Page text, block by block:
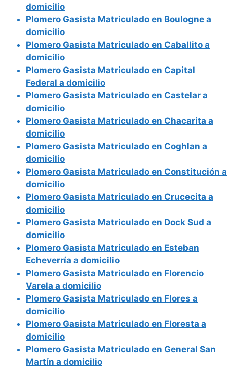
domicilio
Plomero Gasista Matriculado en Boulogne a
domicilio
Plomero Gasista Matriculado en Caballito a
domicilio
Plomero Gasista Matriculado en Capital
Federal a domicilio
Plomero Gasista Matriculado en Castelar a
domicilio
Plomero Gasista Matriculado en Chacarita a
domicilio
Plomero Gasista Matriculado en Coghlan a
domicilio
Plomero Gasista Matriculado en Constitución a
domicilio
Plomero Gasista Matriculado en Crucecita a
domicilio
Plomero Gasista Matriculado en Dock Sud a
domicilio
Plomero Gasista Matriculado en Esteban
Echeverría a domicilio
Plomero Gasista Matriculado en Florencio
Varela a domicilio
Plomero Gasista Matriculado en Flores a
domicilio
Plomero Gasista Matriculado en Floresta a
domicilio
Plomero Gasista Matriculado en General San
Martín a domicilio